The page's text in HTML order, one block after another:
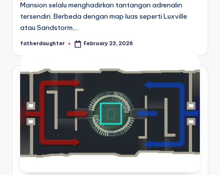
Mansion selalu menghadirkan tantangan adrenalin
tersendiri. Berbeda dengan map luas seperti Luxville
atau Sandstorm,…
Posted
fatherdaughter February 23, 2026